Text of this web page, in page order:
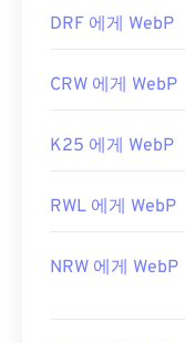
DRF 에게 WebP
CRW 에게 WebP
K25 에게 WebP
RWL 에게 WebP
NRW 에게 WebP